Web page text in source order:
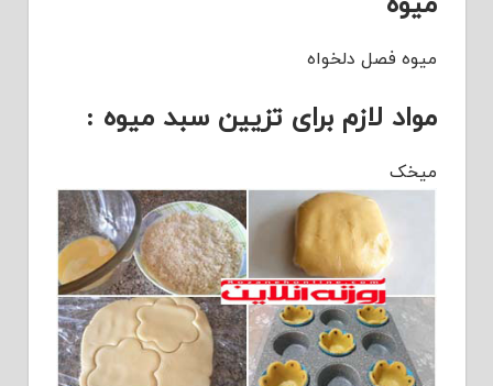
میوه فصل دلخواه
مواد لازم برای تزیین سبد میوه :
میخک